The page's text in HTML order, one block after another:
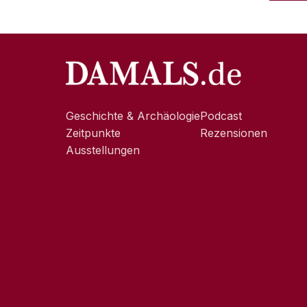
Geschichte & Archäologie
Zeitpunkte
Ausstellungen
Podcast
Rezensionen